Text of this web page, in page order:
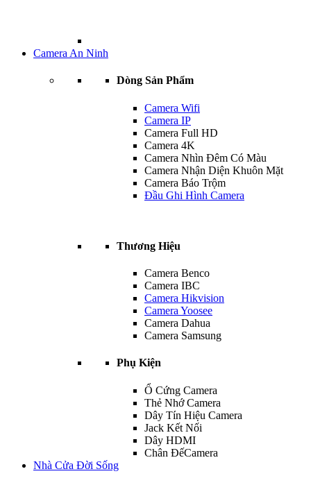
Camera An Ninh
Dòng Sản Phẩm
Camera Wifi
Camera IP
Camera Full HD
Camera 4K
Camera Nhìn Đêm Có Màu
Camera Nhận Diện Khuôn Mặt
Camera Báo Trộm
Đầu Ghi Hình Camera
Thương Hiệu
Camera Benco
Camera IBC
Camera Hikvision
Camera Yoosee
Camera Dahua
Camera Samsung
Phụ Kiện
Ổ Cứng Camera
Thẻ Nhớ Camera
Dây Tín Hiệu Camera
Jack Kết Nối
Dây HDMI
Chân ĐếCamera
Nhà Cửa Đời Sống